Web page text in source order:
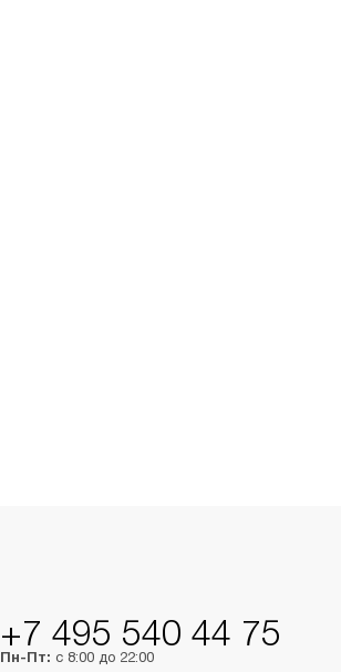
+7 495 540 44 75
Пн-Пт: с 8:00 до 22:00